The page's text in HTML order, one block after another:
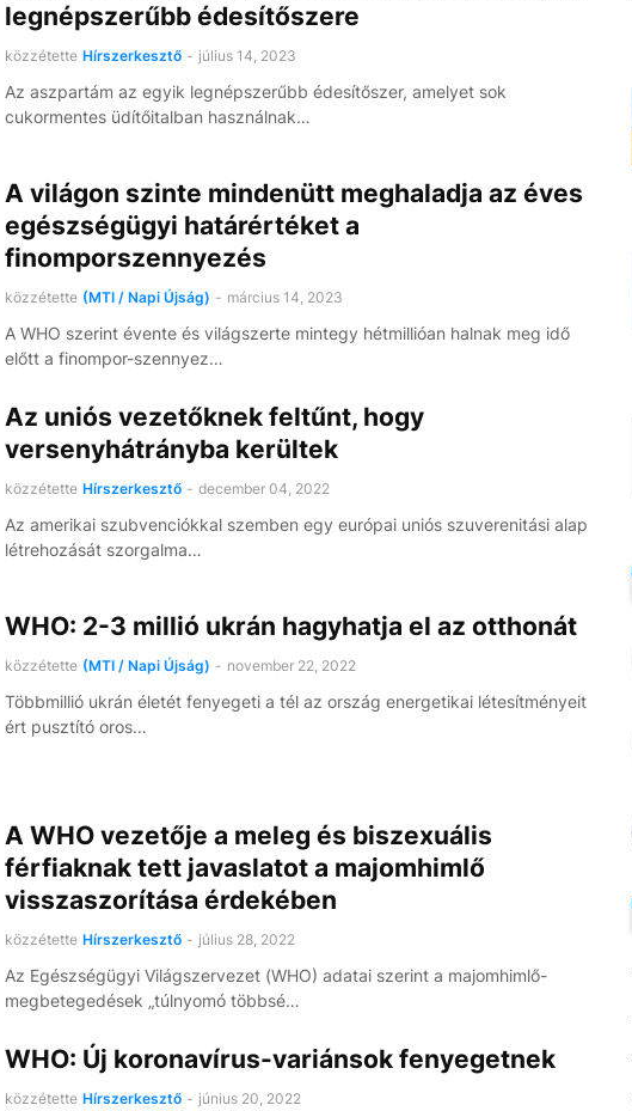
legnépszerűbb édesítőszere
közzétette Hírszerkesztő - július 14, 2023
Az aszpartám az egyik legnépszerűbb édesítőszer, amelyet sok
cukormentes üdítőitalban használnak…
A világon szinte mindenütt meghaladja az éves
egészségügyi határértéket a
finomporszennyezés
közzétette (MTI / Napi Újság) - március 14, 2023
A WHO szerint évente és világszerte mintegy hétmillióan halnak meg idő
előtt a finompor-szennyez…
Az uniós vezetőknek feltűnt, hogy
versenyhátrányba kerültek
közzétette Hírszerkesztő - december 04, 2022
Az amerikai szubvenciókkal szemben egy európai uniós szuverenitási alap
létrehozását szorgalma…
WHO: 2-3 millió ukrán hagyhatja el az otthonát
közzétette (MTI / Napi Újság) - november 22, 2022
Többmillió ukrán életét fenyegeti a tél az ország energetikai létesítményeit
ért pusztító oros…
A WHO vezetője a meleg és biszexuális
férfiaknak tett javaslatot a majomhimlő
visszaszorítása érdekében
közzétette Hírszerkesztő - július 28, 2022
Az Egészségügyi Világszervezet (WHO) adatai szerint a majomhimlő-
megbetegedések „túlnyomó többsé…
WHO: Új koronavírus-variánsok fenyegetnek
közzétette Hírszerkesztő - június 20, 2022